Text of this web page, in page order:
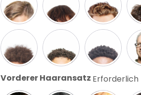
Vorderer Haaransatz Erforderlich